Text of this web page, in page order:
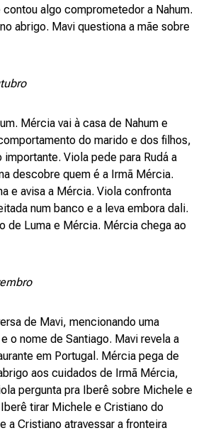
algo comprometedor a Nahum.
abrigo. Mavi questiona a mãe sobre
Mércia vai à casa de Nahum e
do marido e dos filhos,
importante. Viola pede para Rudá a
descobre quem é a Irmã Mércia.
e avisa a Mércia. Viola confronta
num banco e a leva embora dali.
de Luma e Mércia. Mércia chega ao
de Mavi, mencionando uma
o nome de Santiago. Mavi revela a
em Portugal. Mércia pega de
aos cuidados de Irmã Mércia,
pergunta pra Iberê sobre Michele e
tirar Michele e Cristiano do
a Cristiano atravessar a fronteira